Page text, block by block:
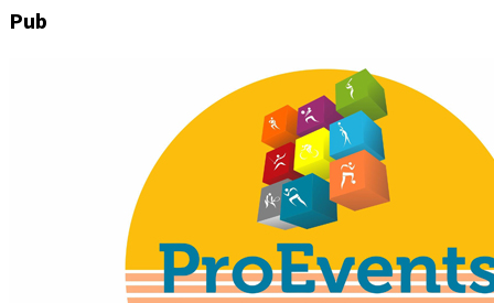
Pub